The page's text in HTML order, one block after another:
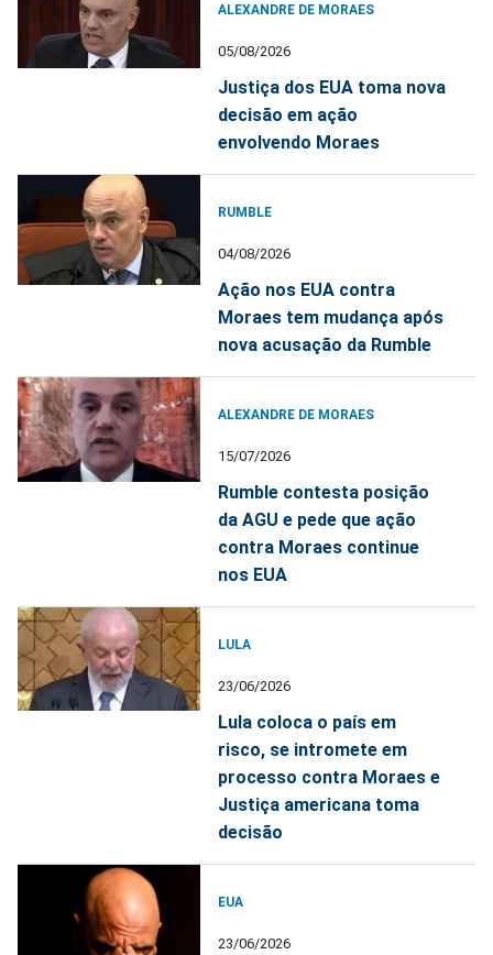
ALEXANDRE DE MORAES
05/08/2026
Justiça dos EUA toma nova
decisão em ação
envolvendo Moraes
RUMBLE
04/08/2026
Ação nos EUA contra
Moraes tem mudança após
nova acusação da Rumble
ALEXANDRE DE MORAES
15/07/2026
Rumble contesta posição
da AGU e pede que ação
contra Moraes continue
nos EUA
LULA
23/06/2026
Lula coloca o país em
risco, se intromete em
processo contra Moraes e
Justiça americana toma
decisão
EUA
23/06/2026